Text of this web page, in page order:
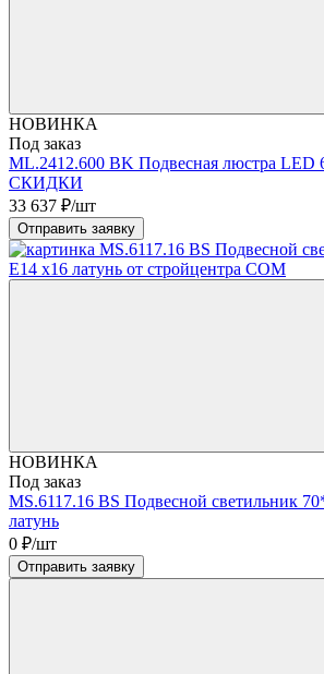
НОВИНКА
Под заказ
ML.2412.600 BK Подвесная люстра
СКИДКИ
33 637 ₽/шт
Отправить заявку
НОВИНКА
Под заказ
MS.6117.16 BS Подвесной светильник
латунь
0 ₽/шт
Отправить заявку